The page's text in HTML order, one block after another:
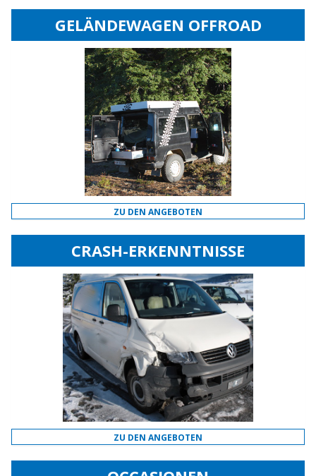
GELÄNDEWAGEN OFFROAD
ZU DEN ANGEBOTEN
CRASH-ERKENNTNISSE
ZU DEN ANGEBOTEN